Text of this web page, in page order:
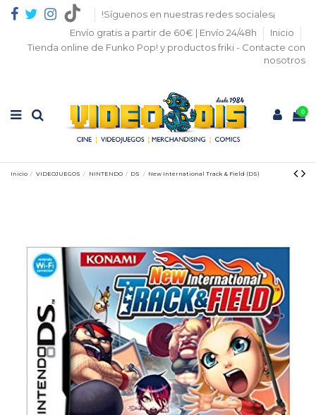
!Síguenos en nuestras redes sociales¡
Envío gratis a partir de 60€ | Envío 24/48h
Inicio
Tienda online de Funko Pop! y productos friki - Contacte con
nosotros
0
Inicio VIDEOJUEGOS NINTENDO DS New International Track & Field (DS)